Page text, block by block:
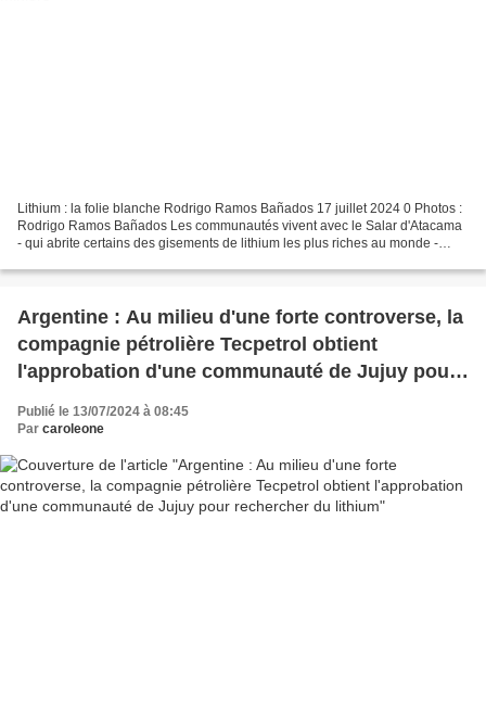
Lithium : la folie blanche Rodrigo Ramos Bañados 17 juillet 2024 0 Photos :
Rodrigo Ramos Bañados Les communautés vivent avec le Salar d'Atacama
- qui abrite certains des gisements de lithium les plus riches au monde -
Argentine : Au milieu d'une forte controverse, la
compagnie pétrolière Tecpetrol obtient
l'approbation d'une communauté de Jujuy pour
Publié le 13/07/2024 à 08:45
Par caroleone